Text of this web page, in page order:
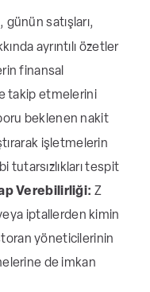
günün satışları,
ayrıntılı özetler
finansal
takip etmelerini
beklenen nakit
işletmelerin
tutarsızlıkları tespit
Verebilirliği: Z
iptallerden kimin
yöneticilerinin
de imkan